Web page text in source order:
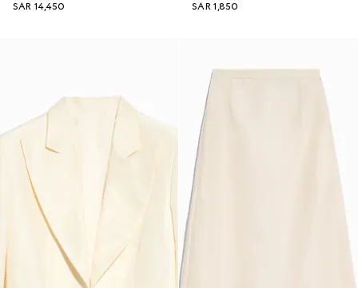
SAR 14,450
SAR 1,850